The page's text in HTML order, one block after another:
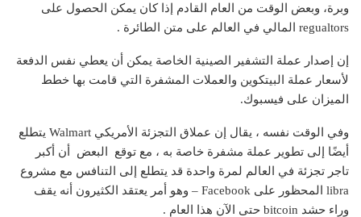
وبرة، وبعض الوقت من العام القادم إذا كان يمكن الحصول على
regualtors المالي في العالم على متن الطائرة .
إن إصدار عملة التشفير الصينية الخاصة يمكن أن يعطي نفس الدفعة
لأسعار عملة البيتكوين والعملات المشفرة التي قامت بها خطط
الميزان على فيسبوك.
وفي الوقت نفسه ، يقال إن عملاق التجزئة الأمريكي Walmart يتطلع
أيضًا إلى تطوير عملة مشفرة خاصة به ، مع توقع البعض أن أكبر
تاجر تجزئة في العالم لمرة واحدة قد يتطلع إلى التنافس مع مشروع
libra المحظور على Facebook – وهو أمر يعتقد الكثيرون أنه يقف
وراء حشد bitcoin حتى الآن هذا العام .